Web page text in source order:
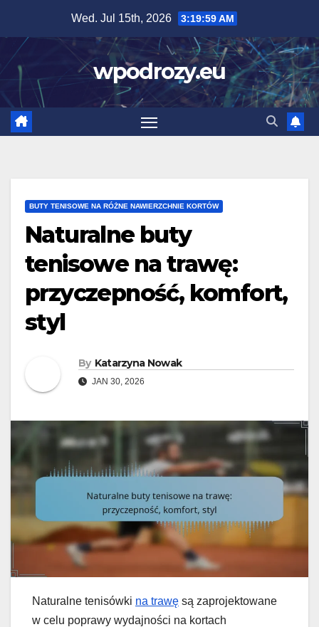
content
Wed. Jul 15th, 2026 3:20:00 AM
wpodrozy.eu
BUTY TENISOWE NA RÓŻNE NAWIERZCHNIE KORTÓW
Naturalne buty
tenisowe na trawę:
przyczepność, komfort,
styl
By Katarzyna Nowak
JAN 30, 2026
Naturalne tenisówki na trawę są zaprojektowane
w celu poprawy wydajności na kortach